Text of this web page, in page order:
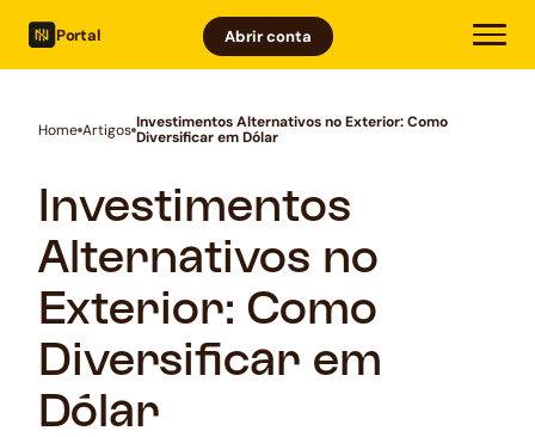
Portal Abrir conta
Home Artigos Investimentos Alternativos no Exterior: Como
Diversificar em Dólar
Investimentos
Alternativos no
Exterior: Como
Diversificar em
Dólar